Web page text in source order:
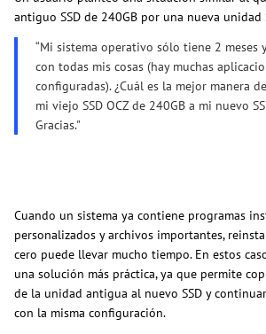
antiguo SSD de 240GB por una nueva unidad
“Mi sistema operativo sólo tiene 2 meses
con todas mis cosas (hay muchas
configuradas). ¿Cuál es la mejor manera
mi viejo SSD OCZ de 240GB a mi nuevo
Gracias."
Cuando un sistema ya contiene programas
personalizados y archivos importantes,
cero puede llevar mucho tiempo. En estos
una solución más práctica, ya que permite
de la unidad antigua al nuevo SSD y
con la misma configuración.